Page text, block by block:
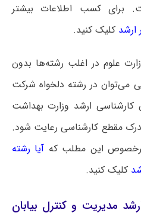
درصد است. برای کسب اطلاعات بیشتر
ارشد کلیک کنید.
علوم در اغلب رشته‌ها بدون
می‌توان در رشته دلخواه شرکت
کارشناسی ارشد وزارت بهداشت
مقطع کارشناسی رعایت شود.
این مطلب که آیا رشته
کلیک کنید.
مدیریت و کنترل بیابان